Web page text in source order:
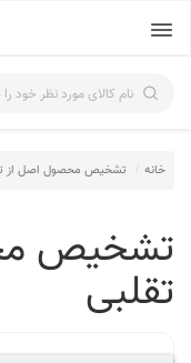
نام کالای مورد نظر خود
خانه تشخیص محصول اصل از
تشخیص
تقلبی